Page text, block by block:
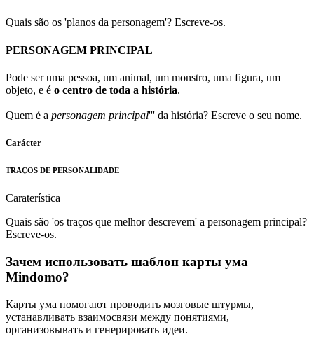
Quais são os 'planos da personagem'? Escreve-os.
PERSONAGEM PRINCIPAL
Pode ser uma pessoa, um animal, um monstro, uma figura, um
objeto, e é o centro de toda a história.
Quem é a personagem principal''' da história? Escreve o seu nome.
Carácter
TRAÇOS DE PERSONALIDADE
Caraterística
Quais são 'os traços que melhor descrevem' a personagem principal?
Escreve-os.
Зачем использовать шаблон карты ума
Mindomo?
Карты ума помогают проводить мозговые штурмы,
устанавливать взаимосвязи между понятиями,
организовывать и генерировать идеи.